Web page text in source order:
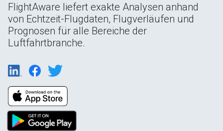
FlightAware liefert exakte Analysen anhand
von Echtzeit-Flugdaten, Flugverläufen und
Prognosen für alle Bereiche der
Luftfahrtbranche.